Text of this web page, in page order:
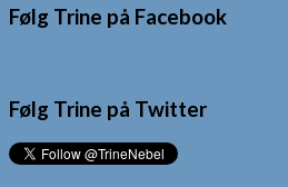
Følg Trine på Facebook
Følg Trine på Twitter